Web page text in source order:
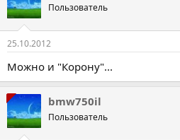
Пользователь
25.10.2012
Можно и "Корону"...
bmw750il
Пользователь